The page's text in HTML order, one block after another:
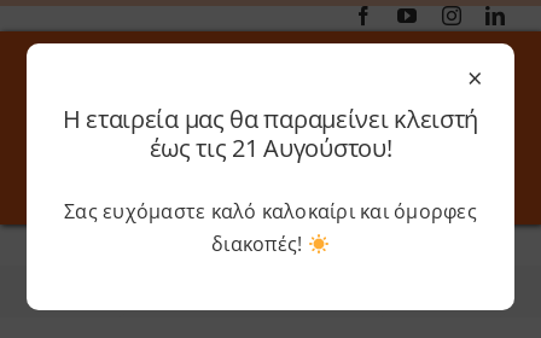
Μετάβαση
στο
Αναζήτηση
Toggle
Online 3D Printing
Toggle
×
Η εταιρεία μας θα παραμείνει κλειστή
έως τις 21 Αυγούστου!
Σας ευχόμαστε καλό καλοκαίρι και όμορφες
διακοπές!